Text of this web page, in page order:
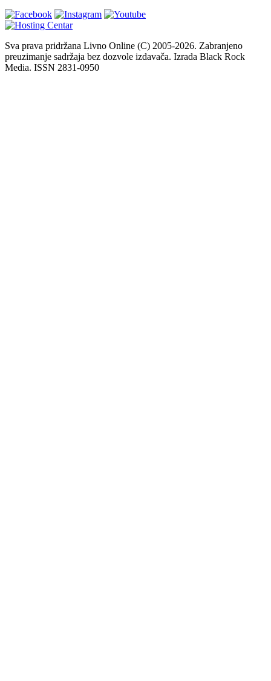
Sva prava pridržana Livno Online (C) 2005-2026. Zabranjeno
preuzimanje sadržaja bez dozvole izdavača. Izrada Black Rock
Media. ISSN 2831-0950